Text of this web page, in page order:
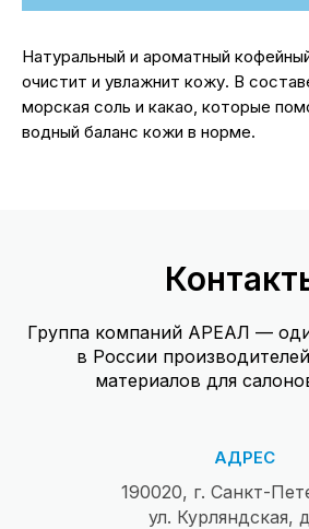
Натуральный и ароматный
очистит и увлажнит кожу. В
морская соль и какао, которые
водный баланс кожи в норме.
Группа компаний АРЕАЛ —
в России
материалов для
АДРЕС
190020, г. Санкт-
ул. Курляндская,